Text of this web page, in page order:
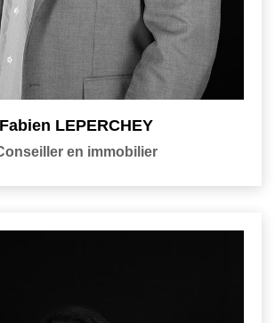
Fabien LEPERCHEY
en immobilier